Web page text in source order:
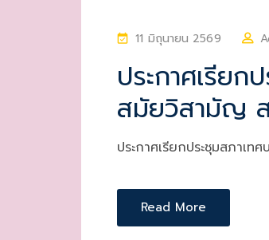
P
S
T
E
D
11 มิถุนายน 2569
ประกาศเรีย
สมัยวิสามัญ
ประกาศเรียกประชุมสภาเ
Read More